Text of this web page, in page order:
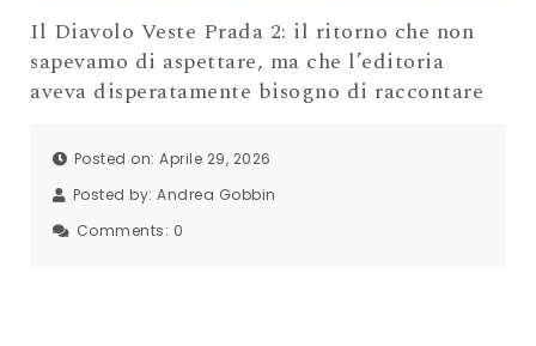
Il Diavolo Veste Prada 2: il ritorno che non
sapevamo di aspettare, ma che l’editoria
aveva disperatamente bisogno di raccontare
Posted on: Aprile 29, 2026
Posted by: Andrea Gobbin
Comments: 0